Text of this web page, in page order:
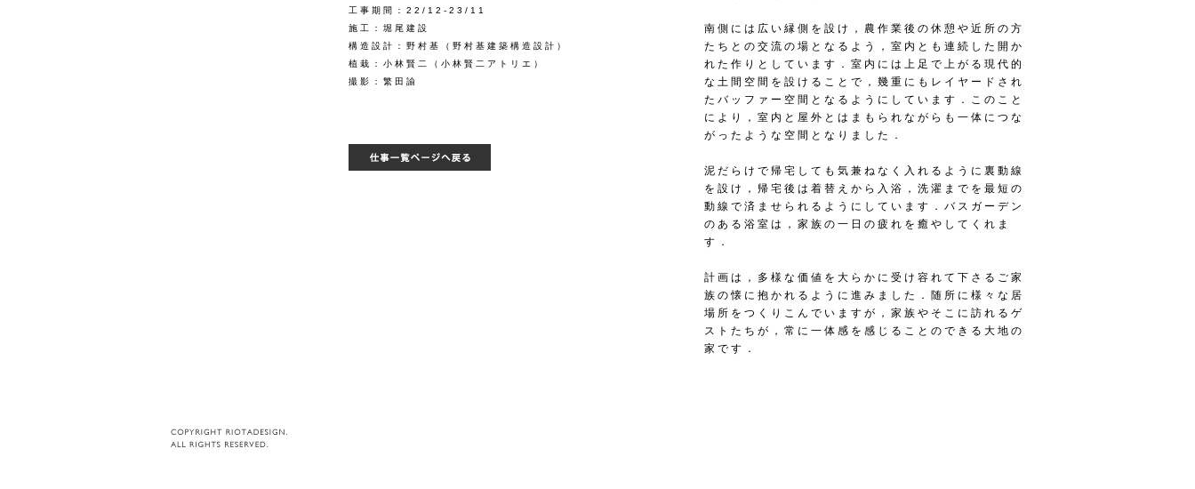
工事期間：22/12-23/11
施工：堀尾建設
構造設計：野村基（野村基建築構造設計）
植栽：小林賢二（小林賢二アトリエ）
撮影：繁田諭
南側には広い縁側を設け，農作業後の休憩や近所の方
たちとの交流の場となるよう，室内とも連続した開か
れた作りとしています．室内には上足で上がる現代的
な土間空間を設けることで，幾重にもレイヤードされ
たバッファー空間となるようにしています．このこと
により，室内と屋外とはまもられながらも一体につな
がったような空間となりました．
泥だらけで帰宅しても気兼ねなく入れるように裏動線
を設け，帰宅後は着替えから入浴，洗濯までを最短の
動線で済ませられるようにしています．バスガーデン
のある浴室は，家族の一日の疲れを癒やしてくれま
す．
計画は，多様な価値を大らかに受け容れて下さるご家
族の懐に抱かれるように進みました．随所に様々な居
場所をつくりこんでいますが，家族やそこに訪れるゲ
ストたちが，常に一体感を感じることのできる大地の
家です．